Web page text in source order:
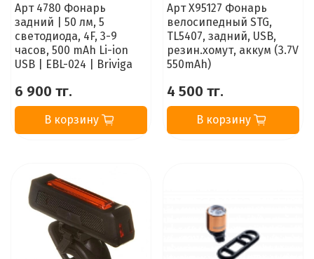
Арт 4780 Фонарь
задний | 50 лм, 5
светодиода, 4F, 3-9
часов, 500 mAh Li-ion
USB | EBL-024 | Briviga
6 900 тг.
В корзину
Арт X95127 Фонарь
велосипедный STG,
TL5407, задний, USB,
резин.хомут, аккум (3.7V
550mAh)
4 500 тг.
В корзину